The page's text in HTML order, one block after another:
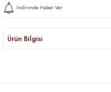
İndirimde Haber Ver
Ürün Bilgisi